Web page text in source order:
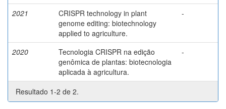
2021
CRISPR technology in plant
genome editing: biotechnology
applied to agriculture.
-
2020
Tecnologia CRISPR na edição
genômica de plantas: biotecnologia
aplicada à agricultura.
-
Resultado 1-2 de 2.